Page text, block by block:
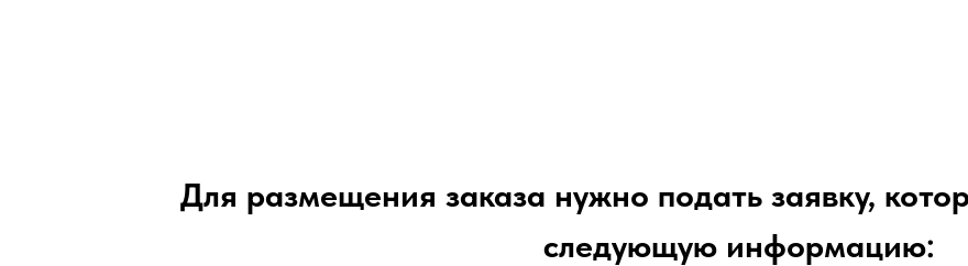
Для размещения заказа нужно подать заявку,
следующую информацию: